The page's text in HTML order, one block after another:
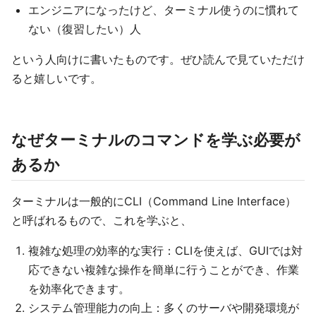
エンジニアになったけど、ターミナル使うのに慣れて
ない（復習したい）人
という人向けに書いたものです。ぜひ読んで見ていただけ
ると嬉しいです。
なぜターミナルのコマンドを学ぶ必要が
あるか
ターミナルは一般的にCLI（Command Line Interface）
と呼ばれるもので、これを学ぶと、
複雑な処理の効率的な実行：CLIを使えば、GUIでは対
応できない複雑な操作を簡単に行うことができ、作業
を効率化できます。
システム管理能力の向上：多くのサーバや開発環境が